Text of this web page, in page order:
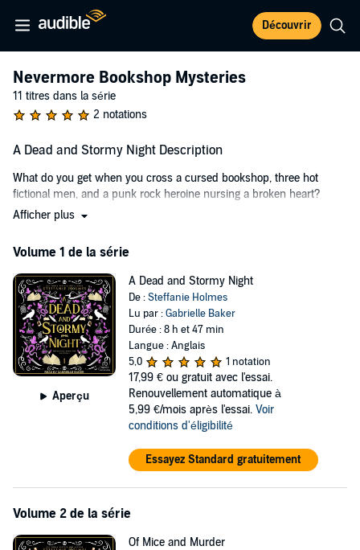
Découvrir
Nevermore Bookshop Mysteries
11 titres dans la série
2 notations
A Dead and Stormy Night Description
What do you get when you cross a cursed bookshop, three hot
fictional men, and a punk rock heroine nursing a broken heart?
After being fired from her fashion internship in New York City, Mina
quaint English village where she grew up to take a job at the local
her heal from a devastating blow.
But Mina soon discovers her life is stranger than fiction - a
mysterious curse on the bookshop brings fictional characters to life
in lust-worthy bodies. Mina finds herself babysitting Poe's raven,
making hot dogs for Heathcliff, and getting IT help from James
Moriarty, all while trying not to fall for the three broken men who
should only exist within her imagination.
When Mina's ex-best friend shows up dead with a knife in her back,
to clear her name. Will her fictional boyfriends be able to keep her
Afficher plus
Volume 1 de la série
Aperçu
A Dead and Stormy Night
De :Steffanie Holmes
Lu par :Gabrielle Baker
Durée : 8 h et 47 min
Langue : Anglais
5,0
1 notation
17,99 € ou gratuit avec l'essai.
Renouvellement automatique à
5,99 €/mois après l'essai. Voir
conditions d'éligibilité
Essayez Standard gratuitement
Volume 2 de la série
Of Mice and Murder